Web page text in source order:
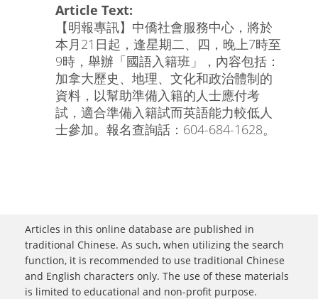
Article Text:
【明報專訊】中僑社會服務中心，將於
本月21日起，逢星期二、四，晚上7時至
9時，舉辦「國語入籍班」，內容包括：
加拿大歷史、地理、文化和政治體制的
資料，以幫助準備入籍的人士應付考
試，適合準備入籍試而英語能力較低人
士參加。報名查詢話：604-684-1628。
Articles in this online database are published in
traditional Chinese. As such, when utilizing the search
function, it is recommended to use traditional Chinese
and English characters only. The use of these materials
is limited to educational and non-profit purpose.